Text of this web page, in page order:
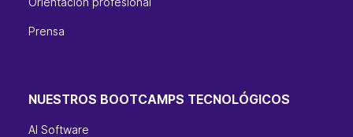
Prensa
NUESTROS BOOTCAMPS TECNOLÓGICOS
AI Software